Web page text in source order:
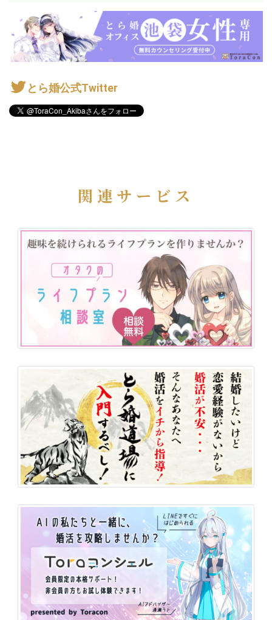
とら婚公式Twitter
関連サービス